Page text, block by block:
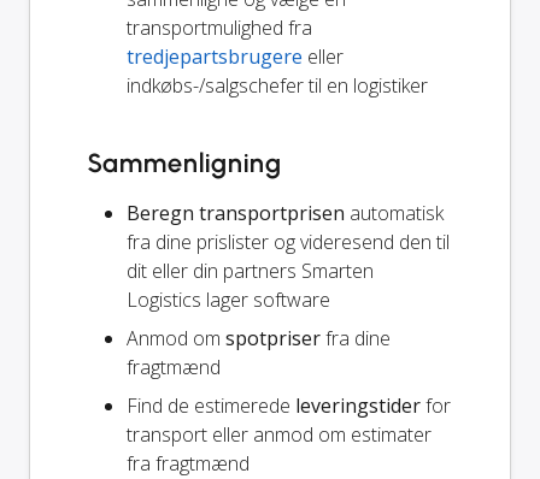
transportmulighed fra
tredjepartsbrugere eller
indkøbs-/salgschefer til en logistiker
Sammenligning
Beregn transportprisen automatisk
fra dine prislister og videresend den til
dit eller din partners Smarten
Logistics lager software
Anmod om spotpriserfra dine
fragtmænd
Find de estimerede leveringstiderfor
transport eller anmod om estimater
fra fragtmænd